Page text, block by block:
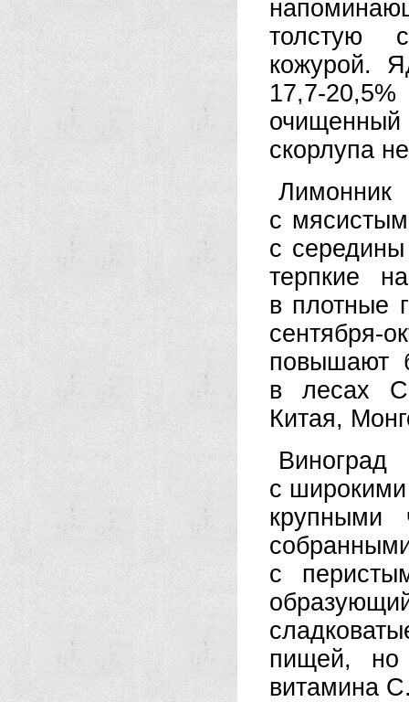
толстую
кожурой.
17,7-
скорлупа
с
с
терпкие
в плотные
сентября-
повышают
в лесах
Китая,
с
крупными
с
пищей, но
витамина